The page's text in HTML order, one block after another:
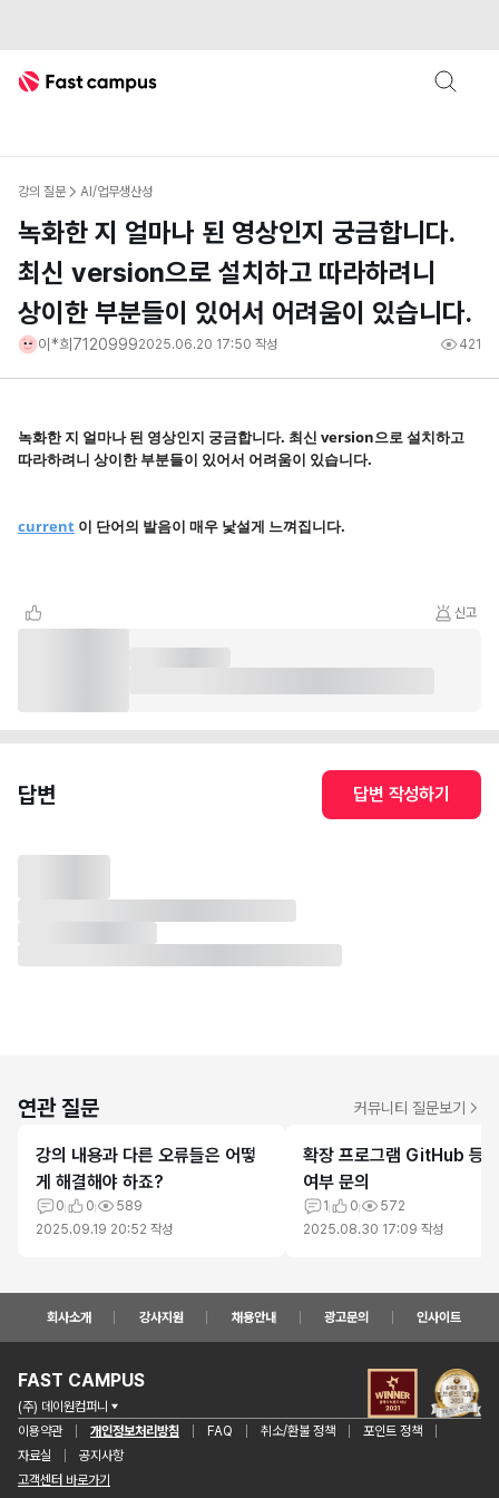
Fast Campus
강의 질문 AI/업무생산성
녹화한 지 얼마나 된 영상인지 궁금합니다.
최신 version으로 설치하고 따라하려니
상이한 부분들이 있어서 어려움이 있습니다.
이*희71209992025.06.20 17:50 작성 421
녹화한 지 얼마나 된 영상인지 궁금합니다. 최신 version으로 설치하고
따라하려니 상이한 부분들이 있어서 어려움이 있습니다.
current 이 단어의 발음이 매우 낯설게 느껴집니다.
신고
답변 답변 작성하기
연관 질문 커뮤니티 질문보기
강의 내용과 다른 오류들은 어떻
게 해결해야 하죠?
0 0
589
2025.09.19 20:52 작성
확장 프로그램 GitHub 등
여부 문의
1 0
572
2025.08.30 17:09 작성
회사소개 강사지원 채용안내 광고문의 인사이트
FAST CAMPUS
(주) 데이원컴퍼니
이용약관
개인정보처리방침 FAQ 취소/환불 정책
포인트 정책
자료실
공지사항
고객센터 바로가기